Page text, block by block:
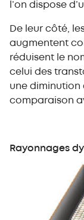
l’on dispose
De leur côté,
augmentent
réduisent le
celui des
une diminution
comparaison
Rayonnages